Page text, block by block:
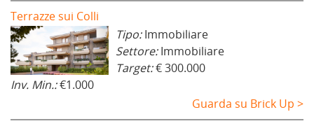
Terrazze sui Colli
Tipo:Immobiliare
Settore:Immobiliare
Target:€ 300.000
Inv. Min.:€1.000
Guarda su Brick Up >